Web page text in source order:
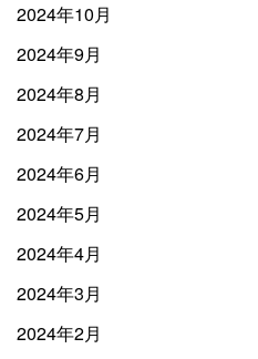
2024年10月
2024年9月
2024年8月
2024年7月
2024年6月
2024年5月
2024年4月
2024年3月
2024年2月